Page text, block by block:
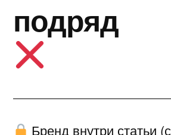
подряд
Бренд внутри статьи